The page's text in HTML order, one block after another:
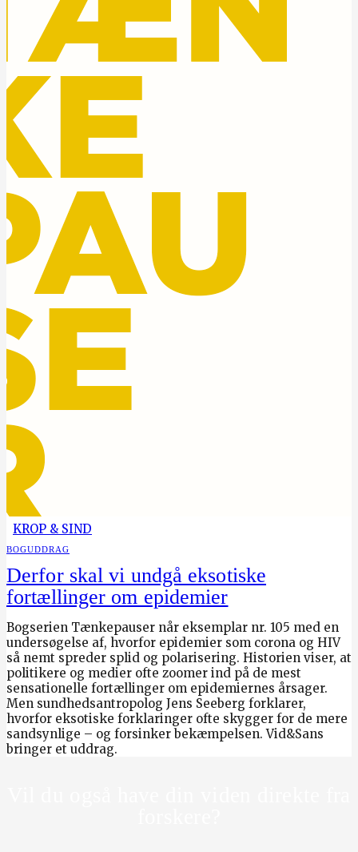
KROP & SIND
BOGUDDRAG
Derfor skal vi undgå eksotiske
fortællinger om epidemier
Bogserien Tænkepauser når eksemplar nr. 105 med en
undersøgelse af, hvorfor epidemier som corona og HIV
så nemt spreder splid og polarisering. Historien viser, at
politikere og medier ofte zoomer ind på de mest
sensationelle fortællinger om epidemiernes årsager.
Men sundhedsantropolog Jens Seeberg forklarer,
hvorfor eksotiske forklaringer ofte skygger for de mere
sandsynlige – og forsinker bekæmpelsen. Vid&Sans
bringer et uddrag.